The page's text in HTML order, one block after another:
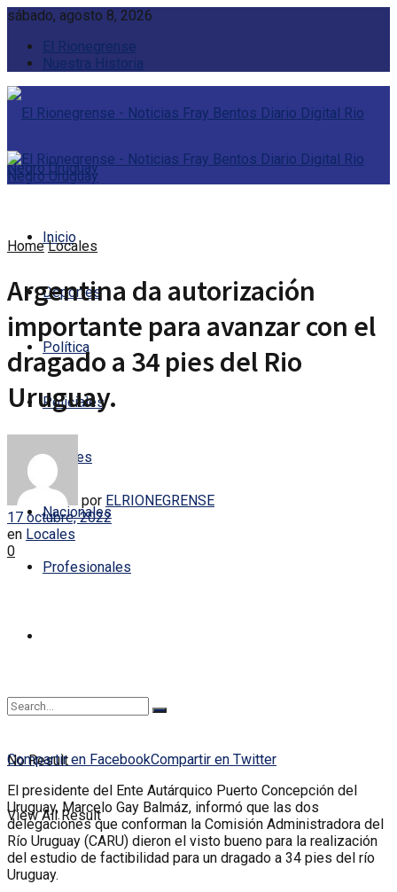
sábado, agosto 8, 2026
El Rionegrense
Nuestra Historia
Inicio
Deportes
Política
Policiales
Locales
Nacionales
Profesionales
No Result
View All Result
Home Locales
Argentina da autorización
importante para avanzar con el
dragado a 34 pies del Rio
Uruguay.
por ELRIONEGRENSE
17 octubre, 2022
en Locales
0
Compartir en FacebookCompartir en Twitter
El presidente del Ente Autárquico Puerto Concepción del
Uruguay, Marcelo Gay Balmáz, informó que las dos
delegaciones que conforman la Comisión Administradora del
Río Uruguay (CARU) dieron el visto bueno para la realización
del estudio de factibilidad para un dragado a 34 pies del río
Uruguay.